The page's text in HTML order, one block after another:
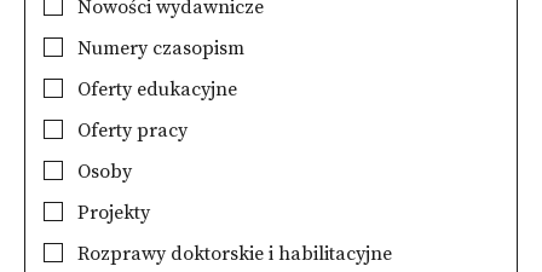
Nowości wydawnicze
Numery czasopism
Oferty edukacyjne
Oferty pracy
Osoby
Projekty
Rozprawy doktorskie i habilitacyjne